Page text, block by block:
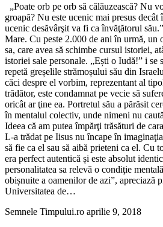
„Poate orb pe orb să călăuzească? Nu
groapă? Nu este ucenic mai presus
ucenic desăvârşit va fi ca învăţătorul
Mare. Cu peste 2.000 de ani în urmă, un
sa, care avea să schimbe cursul istoriei,
istoriei sale personale. „Ești o Iudă!” i se
repetă greșelile strămoșului său din
căci despre el vorbim, reprezentant al
trădător, este condamnat pe vecie să
oricât ar ţine ea. Portretul său a părăsit
în mentalul colectiv, unde nimeni nu
Ideea că am putea împărţi trăsături de
L-a trădat pe Iisus nu încape în
să fie ca el sau să aibă prieteni ca el. Cu
era perfect autentică și este absolut
personalitatea sa relevă o condiţie
obișnuite a oamenilor de azi”, apreciază
Universitatea de…
Semnele Timpului.ro aprilie 9, 2018